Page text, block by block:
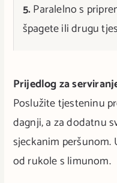
5.Paralelno s
špagete ili drugu
Prijedlog za
Poslužite tjesteninu
dagnji, a za dodatnu
sjeckanim peršunom.
od rukole s limunom.